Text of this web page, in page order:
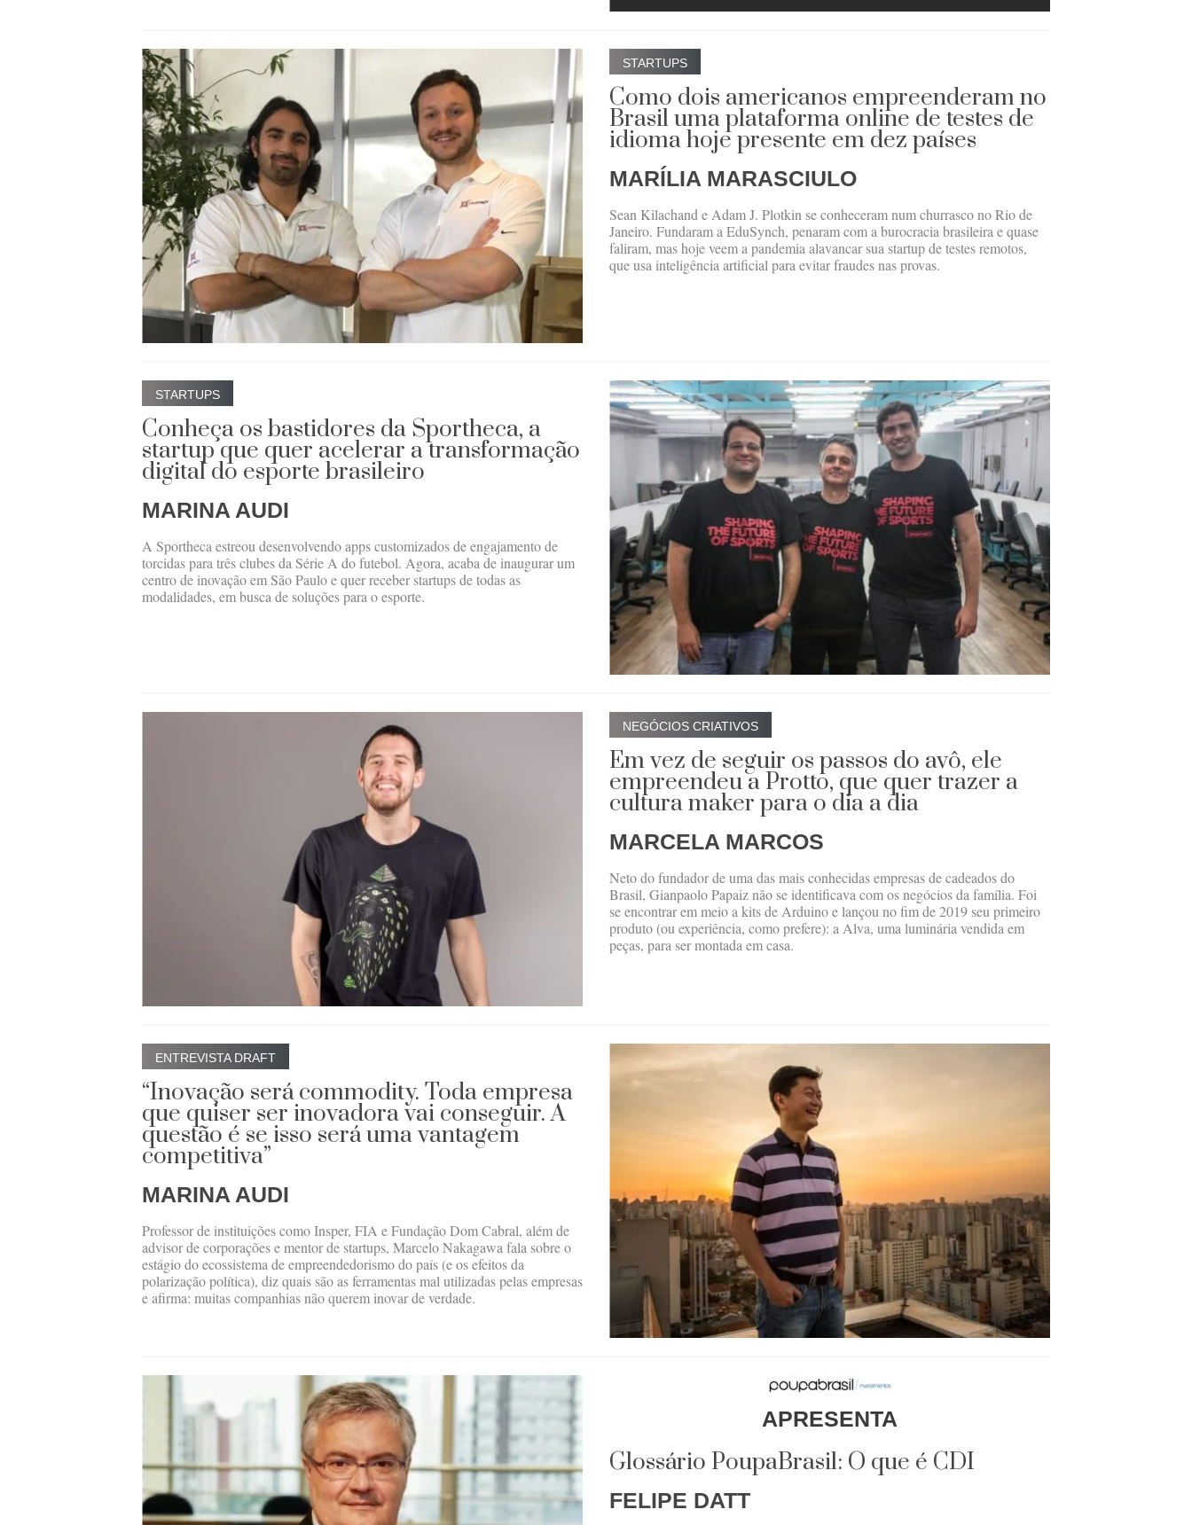
STARTUPS
Como dois americanos empreenderam no
Brasil uma plataforma online de testes de
idioma hoje presente em dez países
MARÍLIA MARASCIULO
Sean Kilachand e Adam J. Plotkin se conheceram num churrasco no Rio de
Janeiro. Fundaram a EduSynch, penaram com a burocracia brasileira e quase
faliram, mas hoje veem a pandemia alavancar sua startup de testes remotos,
que usa inteligência artificial para evitar fraudes nas provas.
STARTUPS
Conheça os bastidores da Sportheca, a
startup que quer acelerar a transformação
digital do esporte brasileiro
MARINA AUDI
A Sportheca estreou desenvolvendo apps customizados de engajamento de
torcidas para três clubes da Série A do futebol. Agora, acaba de inaugurar um
centro de inovação em São Paulo e quer receber startups de todas as
modalidades, em busca de soluções para o esporte.
NEGÓCIOS CRIATIVOS
Em vez de seguir os passos do avô, ele
empreendeu a Protto, que quer trazer a
cultura maker para o dia a dia
MARCELA MARCOS
Neto do fundador de uma das mais conhecidas empresas de cadeados do
Brasil, Gianpaolo Papaiz não se identificava com os negócios da família. Foi
se encontrar em meio a kits de Arduino e lançou no fim de 2019 seu primeiro
produto (ou experiência, como prefere): a Alva, uma luminária vendida em
peças, para ser montada em casa.
ENTREVISTA DRAFT
“Inovação será commodity. Toda empresa
que quiser ser inovadora vai conseguir. A
questão é se isso será uma vantagem
competitiva”
MARINA AUDI
Professor de instituições como Insper, FIA e Fundação Dom Cabral, além de
advisor de corporações e mentor de startups, Marcelo Nakagawa fala sobre o
estágio do ecossistema de empreendedorismo do país (e os efeitos da
polarização política), diz quais são as ferramentas mal utilizadas pelas empresas
e afirma: muitas companhias não querem inovar de verdade.
APRESENTA
Glossário PoupaBrasil: O que é CDI
FELIPE DATT